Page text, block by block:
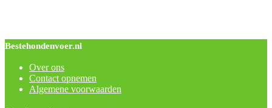
Bestehondenvoer.nl
Over ons
Contact opnemen
Algemene voorwaarden